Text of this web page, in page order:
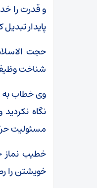
و قدرت را
پایدار
حجت
شناخت
وی خطاب به
نگاه
مسئولیت
خطیب نماز
خویشتن را